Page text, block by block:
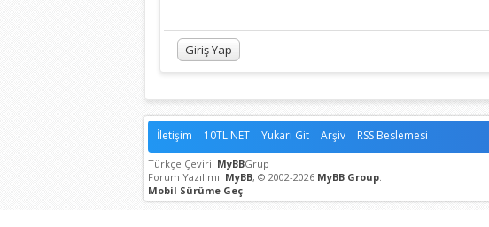
İletişim 10TL.NET Yukarı Git Arşiv RSS Beslemesi
Türkçe Çeviri: MyBBGrup
Forum Yazılımı: MyBB, © 2002-2026 MyBB Group.
Mobil Sürüme Geç